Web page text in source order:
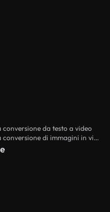
da testo a video
Flussi di lavoro di intelligenza artificiale per la conversione di immagini in video